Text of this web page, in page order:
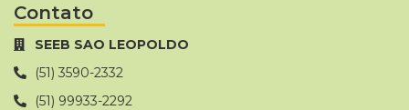
Contato
SEEB SAO LEOPOLDO
(51) 3590-2332
(51) 99933-2292